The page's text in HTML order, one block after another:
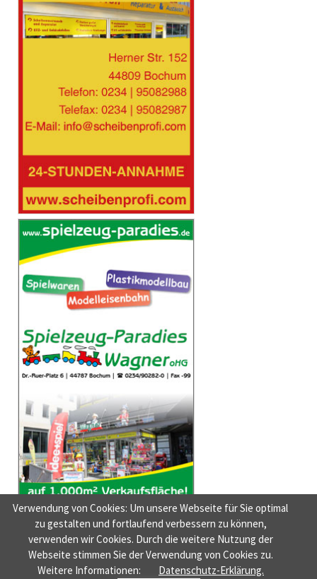
NAVIGATION
HOME AUSGABEN NEUIGKEITEN NEUE MUSIK DER FILMTIPP
Verwendung von Cookies: Um unsere Webseite für Sie optimal
zu gestalten und fortlaufend verbessern zu können,
verwenden wir Cookies. Durch die weitere Nutzung der
Webseite stimmen Sie der Verwendung von Cookies zu.
Weitere Informationen:
Datenschutz-Erklärung.